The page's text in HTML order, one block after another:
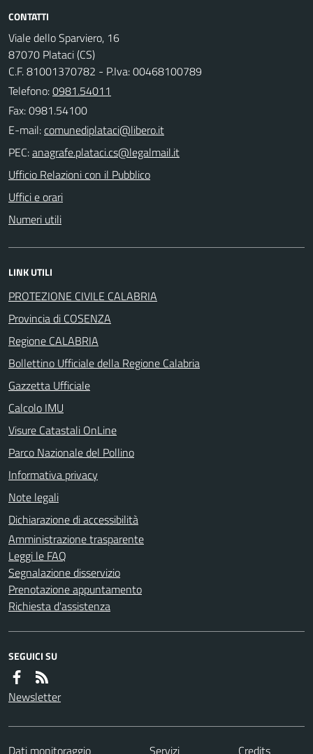
CONTATTI
Viale dello Sparviero, 16
87070 Plataci (CS)
C.F. 81001370782 - P.Iva: 00468100789
Telefono:0981.54011
Fax: 0981.54100
E-mail:
PEC:
Ufficio Relazioni con il Pubblico
Uffici e orari
Numeri utili
LINK UTILI
PROTEZIONE CIVILE CALABRIA
Provincia di COSENZA
Regione CALABRIA
Bollettino Ufficiale della Regione Calabria
Gazzetta Ufficiale
Calcolo IMU
Visure Catastali OnLine
Parco Nazionale del Pollino
Informativa privacy
Note legali
Dichiarazione di accessibilità
Amministrazione trasparente
Leggi le FAQ
Segnalazione disservizio
Prenotazione appuntamento
Richiesta d'assistenza
SEGUICI SU
Newsletter
Dati monitoraggio Servizi Credits